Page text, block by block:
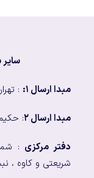
مبدا ارسال ۱: :
مبدا ارسال ۲ :
دفتر مرکزی :
شریعتی و کاوه ،